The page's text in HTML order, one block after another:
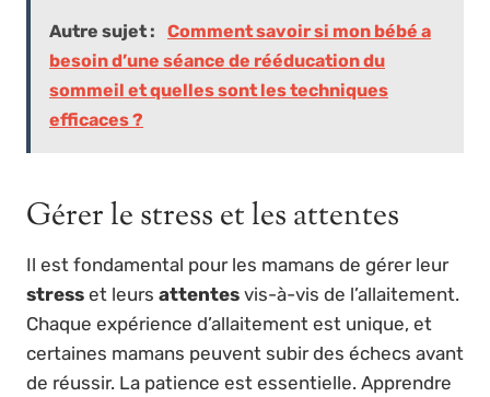
Autre sujet :
Comment savoir si mon bébé a
besoin d’une séance de rééducation du
sommeil et quelles sont les techniques
efficaces ?
Gérer le stress et les attentes
Il est fondamental pour les mamans de gérer leur
stress et leurs attentes vis-à-vis de l’allaitement.
Chaque expérience d’allaitement est unique, et
certaines mamans peuvent subir des échecs avant
de réussir. La patience est essentielle. Apprendre